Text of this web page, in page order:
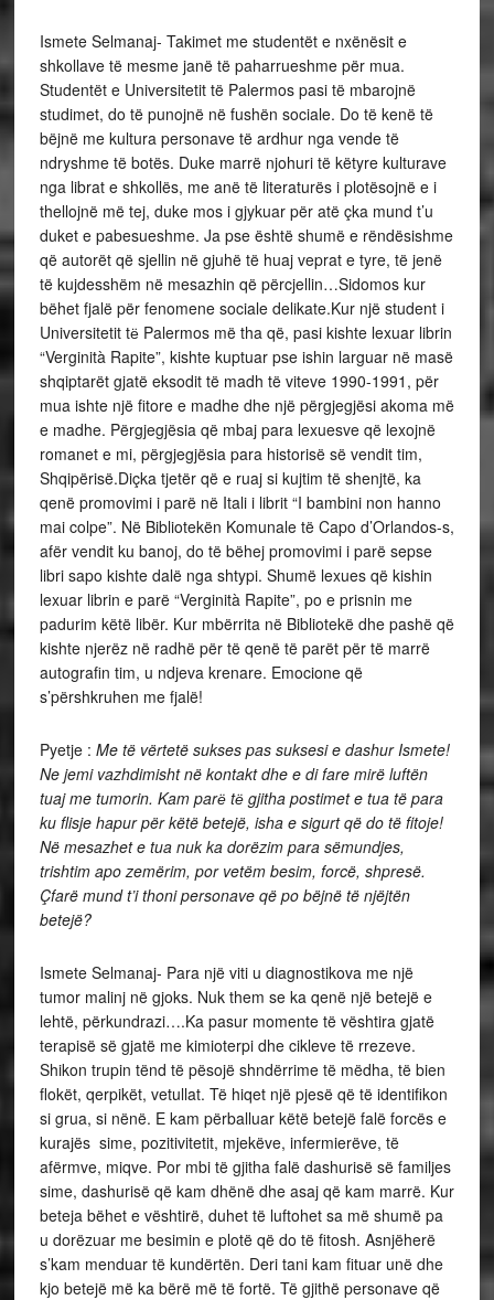
Ismete Selmanaj- Takimet me studentët e nxënësit e
shkollave të mesme janë të paharrueshme për mua.
Studentët e Universitetit të Palermos pasi të mbarojnë
studimet, do të punojnë në fushën sociale. Do të kenë të
bëjnë me kultura personave të ardhur nga vende të
ndryshme të botës. Duke marrë njohuri të këtyre kulturave
nga librat e shkollës, me anë të literaturës i plotësojnë e i
thellojnë më tej, duke mos i gjykuar për atë çka mund t’u
duket e pabesueshme. Ja pse është shumë e rëndësishme
që autorët që sjellin në gjuhë të huaj veprat e tyre, të jenë
të kujdesshëm në mesazhin që përcjellin…Sidomos kur
bëhet fjalë për fenomene sociale delikate.Kur një student i
Universitetit tё Palermos më tha që, pasi kishte lexuar librin
“Verginità Rapite”, kishte kuptuar pse ishin larguar në masë
shqiptarët gjatë eksodit të madh të viteve 1990-1991, për
mua ishte një fitore e madhe dhe një përgjegjësi akoma më
e madhe. Përgjegjësia që mbaj para lexuesve që lexojnë
romanet e mi, përgjegjësia para historisë së vendit tim,
Shqipërisë.Diçka tjetër që e ruaj si kujtim të shenjtë, ka
qenë promovimi i parë në Itali i librit “I bambini non hanno
mai colpe”. Në Bibliotekën Komunale të Capo d’Orlandos-s,
afër vendit ku banoj, do të bëhej promovimi i parë sepse
libri sapo kishte dalë nga shtypi. Shumë lexues që kishin
lexuar librin e parë “Verginità Rapite”, po e prisnin me
padurim këtë libër. Kur mbërrita në Bibliotekë dhe pashë që
kishte njerëz në radhë për të qenë të parët për të marrë
autografin tim, u ndjeva krenare. Emocione që
s’përshkruhen me fjalë!
Pyetje : Me të vërtetë sukses pas suksesi e dashur Ismete!
Ne jemi vazhdimisht në kontakt dhe e di fare mirë luftën
tuaj me tumorin. Kam parё tё gjitha postimet e tua të para
ku flisje hapur për këtë betejë, isha e sigurt që do të fitoje!
Në mesazhet e tua nuk ka dorëzim para sëmundjes,
trishtim apo zemërim, por vetëm besim, forcë, shpresë.
Çfarë mund t’i thoni personave që po bëjnë të njëjtën
betejë?
Ismete Selmanaj- Para një viti u diagnostikova me një
tumor malinj në gjoks. Nuk them se ka qenë një betejë e
lehtë, përkundrazi….Ka pasur momente të vështira gjatë
terapisë së gjatë me kimioterpi dhe cikleve të rrezeve.
Shikon trupin tënd të pësojë shndërrime të mëdha, të bien
flokët, qerpikët, vetullat. Të hiqet një pjesë që të identifikon
si grua, si nënë. E kam përballuar këtë betejë falë forcës e
kurajës sime, pozitivitetit, mjekëve, infermierëve, të
afërmve, miqve. Por mbi të gjitha falë dashurisë së familjes
sime, dashurisë që kam dhënë dhe asaj që kam marrë. Kur
beteja bëhet e vështirë, duhet të luftohet sa më shumë pa
u dorëzuar me besimin e plotë që do të fitosh. Asnjëherë
s’kam menduar të kundërtën. Deri tani kam fituar unë dhe
kjo betejë më ka bërë më të fortë. Të gjithë personave që